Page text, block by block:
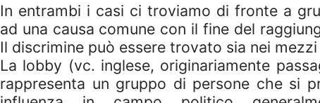
In entrambi i casi ci troviamo di fronte a
ad una causa comune con il fine del
Il discrimine può essere trovato sia nei
La lobby (vc. inglese, originariamente
rappresenta un gruppo di persone che si